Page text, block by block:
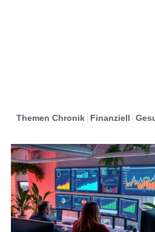
Themen Chronik Finanziell